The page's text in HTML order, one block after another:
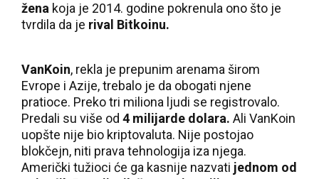
žena koja je 2014. godine pokrenula ono što je
tvrdila da je rival Bitkoinu.
VanKoin, rekla je prepunim arenama širom
Evrope i Azije, trebalo je da obogati njene
pratioce. Preko tri miliona ljudi se registrovalo.
Predali su više od 4 milijarde dolara. Ali VanKoin
uopšte nije bio kriptovaluta. Nije postojao
blokčejn, niti prava tehnologija iza njega.
Američki tužioci će ga kasnije nazvati jednom od